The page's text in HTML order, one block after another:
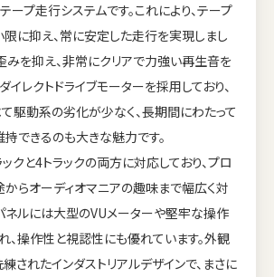
ープ走行システムです。これにより、テープ
に抑え、常に安定した走行を実現しまし
みを抑え、非常にクリアで力強い再生音を
イレクトドライブモーターを採用しており、
駆動系の劣化が少なく、長期間にわたって
できるのも大きな魅力です。
クと4トラックの両方に対応しており、プロ
からオーディオマニアの趣味まで幅広く対
ネルには大型のVUメーターや堅牢な操作
、操作性と視認性にも優れています。外観
されたインダストリアルデザインで、まさに